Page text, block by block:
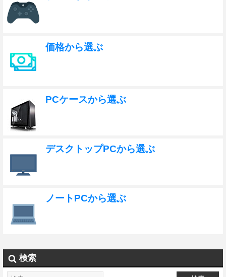
価格から選ぶ
PCケースから選ぶ
デスクトップPCから選ぶ
ノートPCから選ぶ
検索